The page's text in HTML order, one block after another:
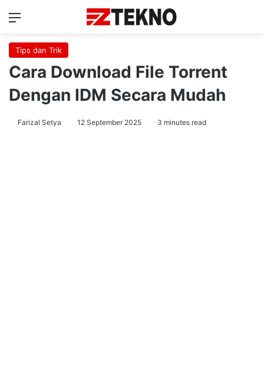
Menu
Tips dan Trik
Cara Download File Torrent
Dengan IDM Secara Mudah
Farizal Setya 12 September 2025 3 minutes read